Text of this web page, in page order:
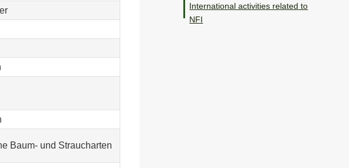
Baum- und Straucharten
International activities related to
NFI